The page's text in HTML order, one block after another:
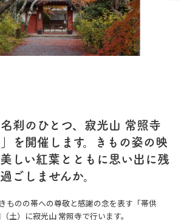
刹のひとつ、寂光山 常照寺
を開催します。きもの姿の映
しい紅葉とともに思い出に残
ごしませんか。
ものの帯への尊敬と感謝の念を表す「帯供
土）に寂光山 常照寺で行います。